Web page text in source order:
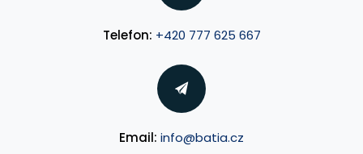
Telefon: +420 777 625 667
Email: info@batia.cz